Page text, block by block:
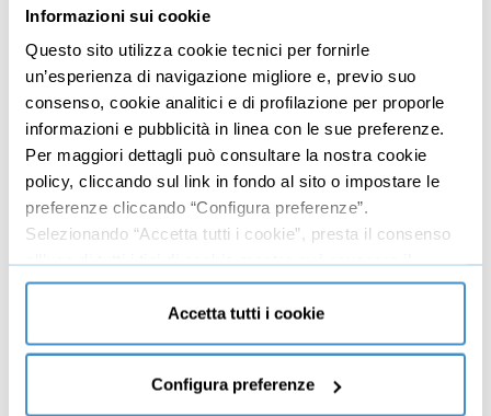
Informazioni sui cookie
Questo sito utilizza cookie tecnici per fornirle
un’esperienza di navigazione migliore e, previo suo
consenso, cookie analitici e di profilazione per proporle
informazioni e pubblicità in linea con le sue preferenze.
Per maggiori dettagli può consultare la nostra cookie
policy, cliccando sul link in fondo al sito o impostare le
preferenze cliccando “Configura preferenze”.
Selezionando “Accetta tutti i cookie”, presta il consenso
all’uso di tutti i tipi di cookie mentre può revocare il
consenso cliccando su “Usa solo cookie necessari” e
saranno attivati i soli cookie tecnici necessari al corretto
funzionamento del sito.
Accetta tutti i cookie
Configura preferenze
È virale se è incredibile
È virale se ci fa pensare
È virale se è interattivo 06:01
La rilevanza 02:39
Gratis Immagini per un contenuto virale 02:24
Dove trovare contenuti virali
Dettagli